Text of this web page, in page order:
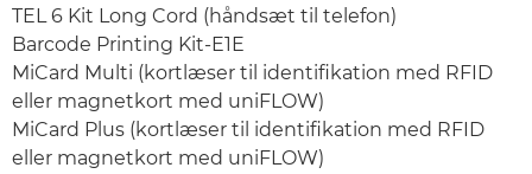
TEL 6 Kit Long Cord (håndsæt til telefon)
Barcode Printing Kit-E1E
MiCard Multi (kortlæser til identifikation med RFID
eller magnetkort med uniFLOW)
MiCard Plus (kortlæser til identifikation med RFID
eller magnetkort med uniFLOW)